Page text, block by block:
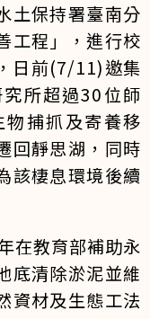
土保持署臺南分
工程」，進行校
日前(7/11)邀集
所超過30位師
捕抓及寄養移
回靜思湖，同時
該棲息環境後續
在教育部補助永
底清除淤泥並維
資材及生態工法